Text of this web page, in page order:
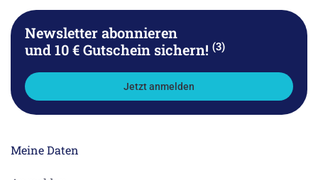
Newsletter abonnieren
und 10 € Gutschein sichern! (3)
Jetzt anmelden
Meine Daten